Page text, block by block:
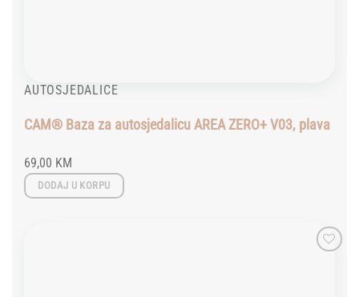
AUTOSJEDALICE
CAM® Baza za autosjedalicu AREA ZERO+ V03, plava
69,00 KM
DODAJ U KORPU